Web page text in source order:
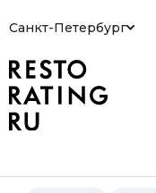
Санкт-Петербург